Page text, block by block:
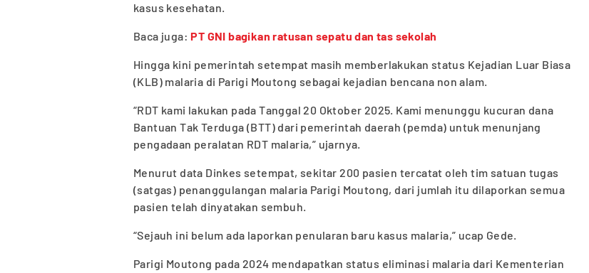
kasus kesehatan.
Baca juga:PT GNI bagikan ratusan sepatu dan tas sekolah
Hingga kini pemerintah setempat masih memberlakukan status Kejadian Luar Biasa
(KLB) malaria di Parigi Moutong sebagai kejadian bencana non alam.
“RDT kami lakukan pada Tanggal 20 Oktober 2025. Kami menunggu kucuran dana
Bantuan Tak Terduga (BTT) dari pemerintah daerah (pemda) untuk menunjang
pengadaan peralatan RDT malaria,” ujarnya.
Menurut data Dinkes setempat, sekitar 200 pasien tercatat oleh tim satuan tugas
(satgas) penanggulangan malaria Parigi Moutong, dari jumlah itu dilaporkan semua
pasien telah dinyatakan sembuh.
“Sejauh ini belum ada laporkan penularan baru kasus malaria,” ucap Gede.
Parigi Moutong pada 2024 mendapatkan status eliminasi malaria dari Kementerian